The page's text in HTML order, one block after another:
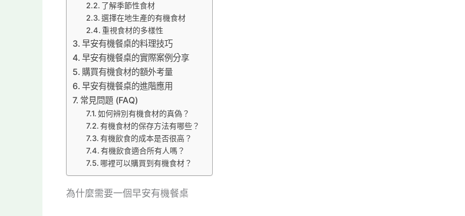
了解季節性食材
選擇在地生產的有機食材
重視食材的多樣性
早安有機餐桌的料理技巧
早安有機餐桌的實際案例分享
購買有機食材的額外考量
早安有機餐桌的進階應用
常見問題 (FAQ)
如何辨別有機食材的真偽？
有機食材的保存方法有哪些？
有機飲食的成本是否很高？
有機飲食適合所有人嗎？
哪裡可以購買到有機食材？
為什麼需要一個早安有機餐桌